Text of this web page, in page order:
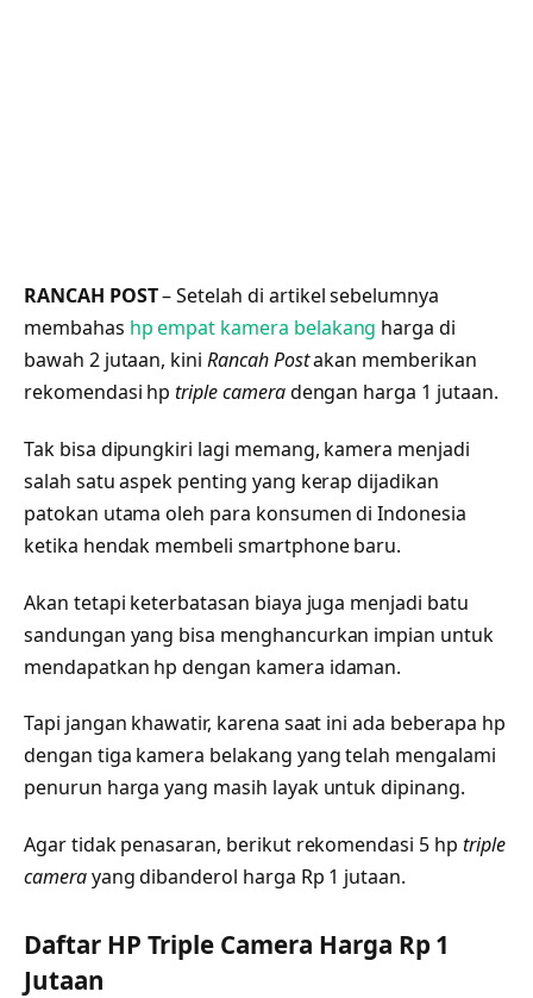
RANCAH POST– Setelah di artikel sebelumnya
membahas hp empat kamera belakang harga di
bawah 2 jutaan, kini Rancah Postakan memberikan
rekomendasi hptriple cameradengan harga 1 jutaan.
Tak bisa dipungkiri lagi memang, kamera menjadi
salah satu aspek penting yang kerap dijadikan
patokan utama oleh para konsumen di Indonesia
ketika hendak membeli smartphone baru.
Akan tetapi keterbatasan biaya juga menjadi batu
sandungan yang bisa menghancurkan impian untuk
mendapatkan hp dengan kamera idaman.
Tapi jangan khawatir, karena saat ini ada beberapa hp
dengan tiga kamera belakang yang telah mengalami
penurun harga yang masih layak untuk dipinang.
Agar tidak penasaran, berikut rekomendasi 5 hp triple
camerayang dibanderol harga Rp 1 jutaan.
Daftar HP Triple Camera Harga Rp 1
Jutaan